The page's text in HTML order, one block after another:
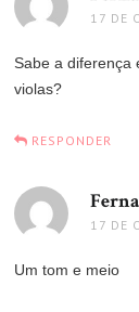
17 DE
Sabe a diferença
violas?
RESPONDER
17 DE
Um tom e meio